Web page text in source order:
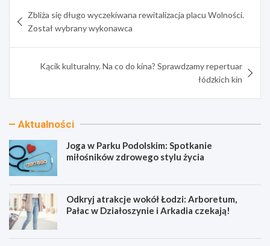
wpisu
Zbliża się długo wyczekiwana rewitalizacja placu Wolności.
Został wybrany wykonawca
Kącik kulturalny. Na co do kina? Sprawdzamy repertuar
łódzkich kin
Aktualności
Joga w Parku Podolskim: Spotkanie
miłośników zdrowego stylu życia
Odkryj atrakcje wokół Łodzi: Arboretum,
Pałac w Działoszynie i Arkadia czekają!